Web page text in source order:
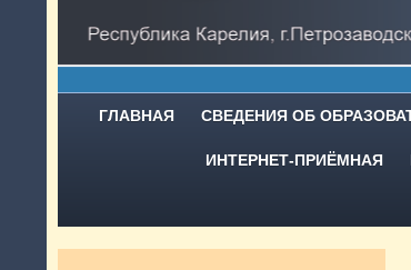
ГЛАВНАЯ СВЕДЕНИЯ ОБ
ИНТЕРНЕТ-ПРИЁМНАЯ